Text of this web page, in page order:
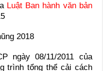
Luật Ban hành văn bản
2018
ngày 08/11/2011 của
trình tổng thể cải cách